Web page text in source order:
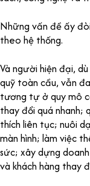
Những vấn đề ấy
theo hệ thống.
Và người hiện đại,
quỹ toàn cầu, vẫn
tương tự ở quy mô
thay đổi quá nhanh;
thích liên tục; nuôi
màn hình; làm việc
sức; xây dựng
và khách hàng thay